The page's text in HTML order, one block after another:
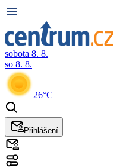
sobota 8. 8.
so 8. 8.
26°C
Přihlášení